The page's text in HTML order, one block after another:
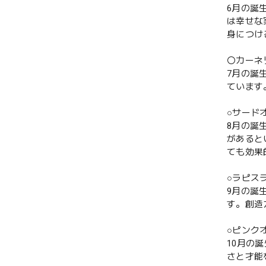
6月の誕
は幸せ
身につけ
〇カーネ
7月の誕
ていま
○サード
8月の誕
があると
ても効果
○ラピス
9月の誕
す。創造
○ピンク
10月の
さと才